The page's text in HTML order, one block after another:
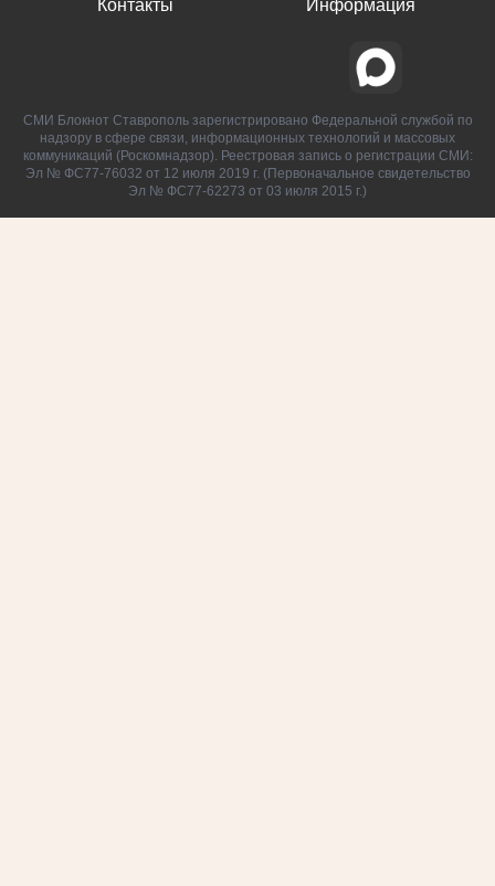
Контакты Информация
СМИ Блокнот Ставрополь зарегистрировано Федеральной службой по
надзору в сфере связи, информационных технологий и массовых
коммуникаций (Роскомнадзор). Реестровая запись о регистрации СМИ:
Эл № ФС77-76032 от 12 июля 2019 г. (Первоначальное свидетельство
Эл № ФС77-62273 от 03 июля 2015 г.)